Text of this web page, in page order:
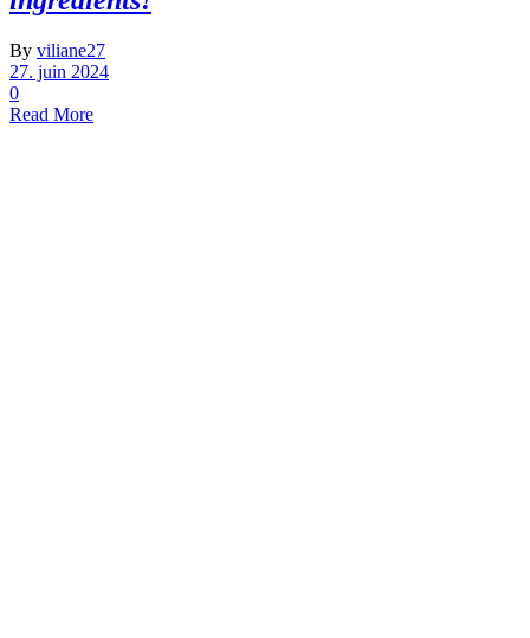
By viliane27
27. juin 2024
0
Read More